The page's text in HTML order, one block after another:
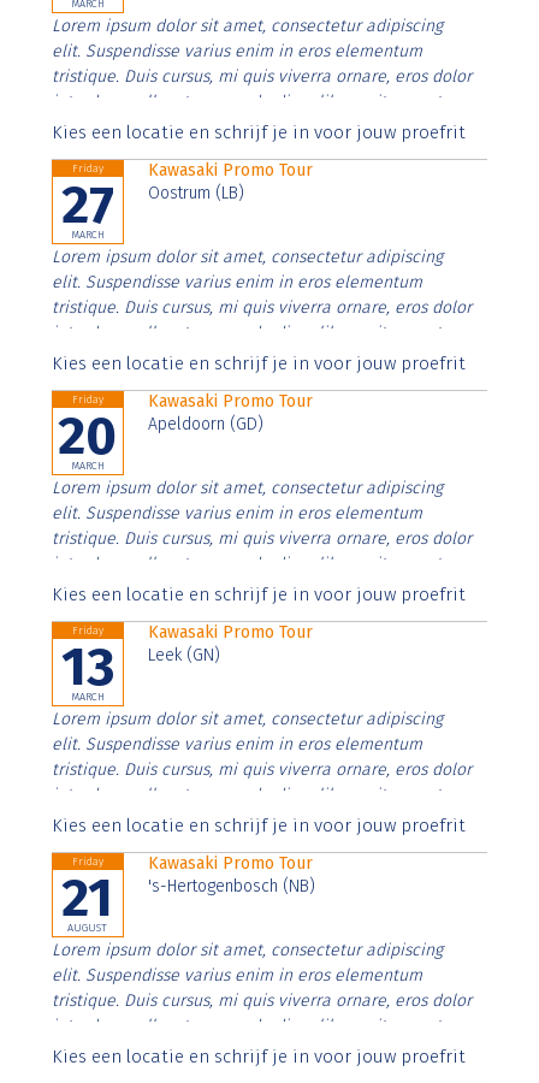
MARCH
Lorem ipsum dolor sit amet, consectetur adipiscing
elit. Suspendisse varius enim in eros elementum
tristique. Duis cursus, mi quis viverra ornare, eros dolor
interdum nulla, ut commodo diam libero vitae erat.
Aenean faucibus nibh et justo cursus id rutrum lorem
Kies een locatie en schrijf je in voor jouw proefrit
Friday
27
MARCH
Kawasaki Promo Tour
Oostrum (LB)
Lorem ipsum dolor sit amet, consectetur adipiscing
elit. Suspendisse varius enim in eros elementum
tristique. Duis cursus, mi quis viverra ornare, eros dolor
interdum nulla, ut commodo diam libero vitae erat.
Aenean faucibus nibh et justo cursus id rutrum lorem
Kies een locatie en schrijf je in voor jouw proefrit
Friday
20
MARCH
Kawasaki Promo Tour
Apeldoorn (GD)
Lorem ipsum dolor sit amet, consectetur adipiscing
elit. Suspendisse varius enim in eros elementum
tristique. Duis cursus, mi quis viverra ornare, eros dolor
interdum nulla, ut commodo diam libero vitae erat.
Aenean faucibus nibh et justo cursus id rutrum lorem
Kies een locatie en schrijf je in voor jouw proefrit
Friday
13
MARCH
Kawasaki Promo Tour
Leek (GN)
Lorem ipsum dolor sit amet, consectetur adipiscing
elit. Suspendisse varius enim in eros elementum
tristique. Duis cursus, mi quis viverra ornare, eros dolor
interdum nulla, ut commodo diam libero vitae erat.
Aenean faucibus nibh et justo cursus id rutrum lorem
Kies een locatie en schrijf je in voor jouw proefrit
Friday
21
AUGUST
Kawasaki Promo Tour
's-Hertogenbosch (NB)
Lorem ipsum dolor sit amet, consectetur adipiscing
elit. Suspendisse varius enim in eros elementum
tristique. Duis cursus, mi quis viverra ornare, eros dolor
interdum nulla, ut commodo diam libero vitae erat.
Aenean faucibus nibh et justo cursus id rutrum lorem
Kies een locatie en schrijf je in voor jouw proefrit